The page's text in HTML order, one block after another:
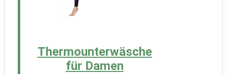
Thermounterwäsche
für Damen